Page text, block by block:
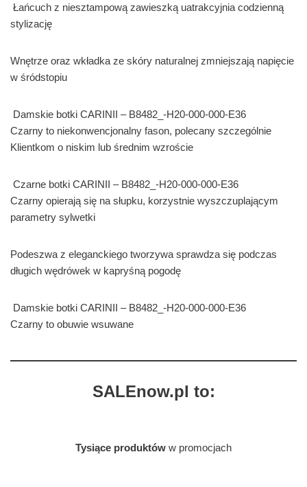
Łańcuch z niesztampową zawieszką uatrakcyjnia codzienną
stylizację
Wnętrze oraz wkładka ze skóry naturalnej zmniejszają napięcie
w śródstopiu
Damskie botki CARINII – B8482_-H20-000-000-E36
Czarny to niekonwencjonalny fason, polecany szczególnie
Klientkom o niskim lub średnim wzroście
Czarne botki CARINII – B8482_-H20-000-000-E36
Czarny opierają się na słupku, korzystnie wyszczuplającym
parametry sylwetki
Podeszwa z eleganckiego tworzywa sprawdza się podczas
długich wędrówek w kapryśną pogodę
Damskie botki CARINII – B8482_-H20-000-000-E36
Czarny to obuwie wsuwane
SALEnow.pl to:
Tysiące produktów w promocjach